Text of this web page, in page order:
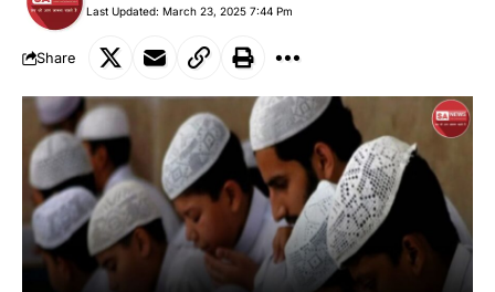
Last Updated: March 23, 2025 7:44 Pm
Share